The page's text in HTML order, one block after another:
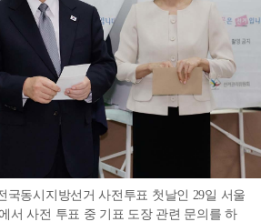
국동시지방선거 사전투표 첫날인 29일 서울
서 사전 투표 중 기표 도장 관련 문의를 하